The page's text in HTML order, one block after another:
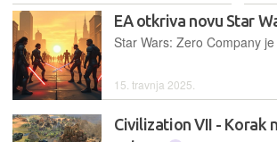
EA otkriva novu Star
15. travnja 2025.
Civilization VII - Korak